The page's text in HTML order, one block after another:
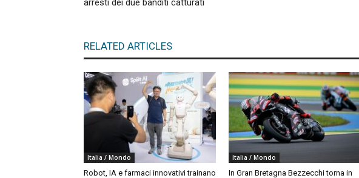
arresti dei due banditi catturati
RELATED ARTICLES
Italia / Mondo
Robot, IA e farmaci innovativi trainano
Italia / Mondo
In Gran Bretagna Bezzecchi torna in